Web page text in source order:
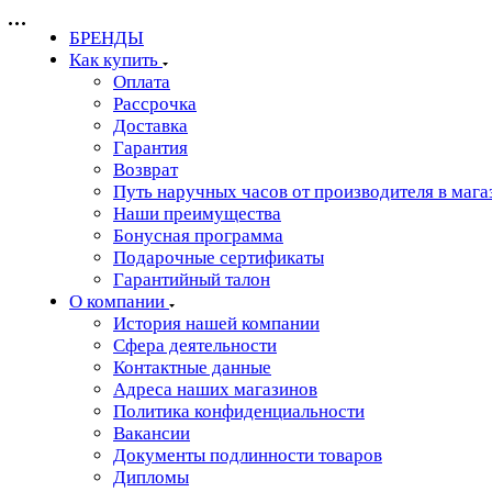
БРЕНДЫ
Как купить
Оплата
Рассрочка
Доставка
Гарантия
Возврат
Путь наручных часов от производителя в
Наши преимущества
Бонусная программа
Подарочные сертификаты
Гарантийный талон
О компании
История нашей компании
Сфера деятельности
Контактные данные
Адреса наших магазинов
Политика конфиденциальности
Вакансии
Документы подлинности товаров
Дипломы